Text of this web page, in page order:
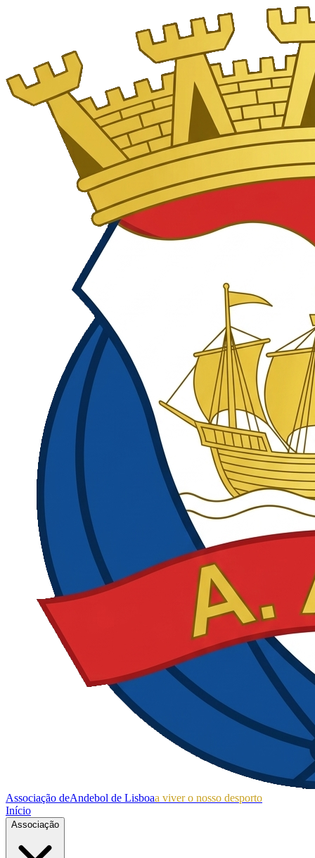
Associação deAndebol de Lisboaa viver o nosso desporto
Início
Associação